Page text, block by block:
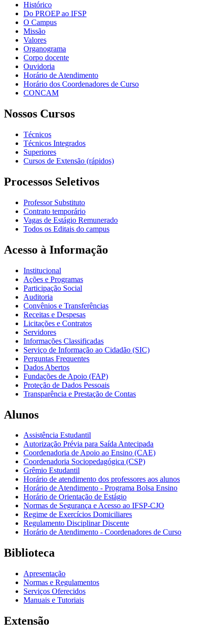
Histórico
Do PROEP ao IFSP
O Campus
Missão
Valores
Organograma
Corpo docente
Ouvidoria
Horário de Atendimento
Horário dos Coordenadores de Curso
CONCAM
Nossos Cursos
Técnicos
Técnicos Integrados
Superiores
Cursos de Extensão (rápidos)
Processos Seletivos
Professor Substituto
Contrato temporário
Vagas de Estágio Remunerado
Todos os Editais do campus
Acesso à Informação
Institucional
Ações e Programas
Participação Social
Auditoria
Convênios e Transferências
Receitas e Despesas
Licitações e Contratos
Servidores
Informações Classificadas
Serviço de Informação ao Cidadão (SIC)
Perguntas Frequentes
Dados Abertos
Fundações de Apoio (FAP)
Proteção de Dados Pessoais
Transparência e Prestação de Contas
Alunos
Assistência Estudantil
Autorização Prévia para Saída Antecipada
Coordenadoria de Apoio ao Ensino (CAE)
Coordenadoria Sociopedagógica (CSP)
Grêmio Estudantil
Horário de atendimento dos professores aos alunos
Horário de Atendimento - Programa Bolsa Ensino
Horário de Orientação de Estágio
Normas de Segurança e Acesso ao IFSP-CJO
Regime de Exercícios Domiciliares
Regulamento Disciplinar Discente
Horário de Atendimento - Coordenadores de Curso
Biblioteca
Apresentação
Normas e Regulamentos
Serviços Oferecidos
Manuais e Tutoriais
Extensão